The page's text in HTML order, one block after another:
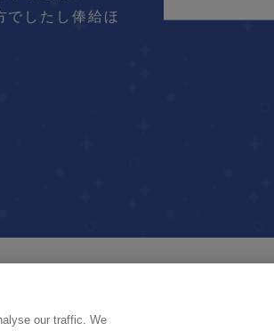
でしたし俸給ほ
our traffic. We